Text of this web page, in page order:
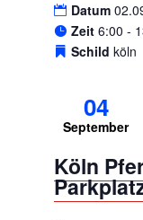
Datum
Zeit 6:00 -
Schild köln
04
September
Köln